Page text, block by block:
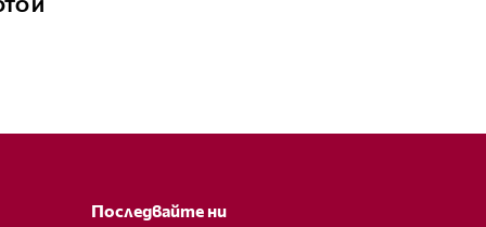
И
Последвайте ни